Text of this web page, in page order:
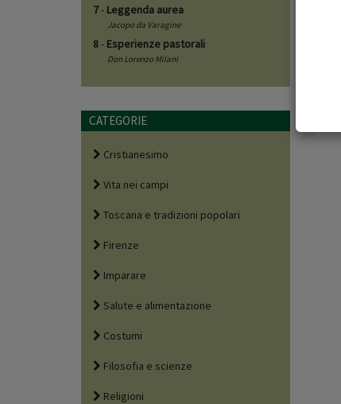
7- Leggenda aurea
Jacopo da Varagine
8- Esperienze pastorali
Don Lorenzo Milani
CATEGORIE
Cristianesimo
Vita nei campi
Toscana e tradizioni popolari
Firenze
Imparare
Salute e alimentazione
Costumi
Filosofia e scienze
Religioni